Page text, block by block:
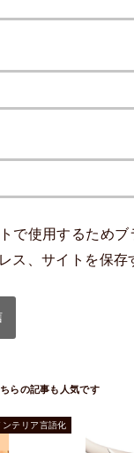
で使用するためブ
ス、サイトを保存
ンテリア言語化